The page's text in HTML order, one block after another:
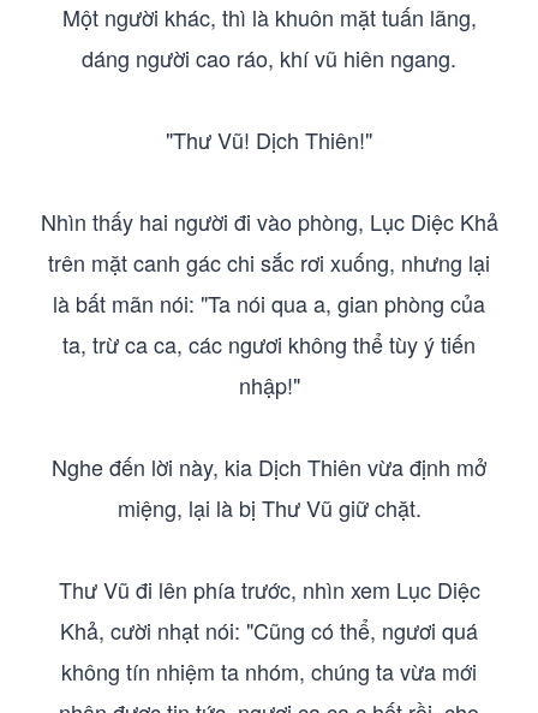
Một người khác, thì là khuôn mặt tuấn lãng,
dáng người cao ráo, khí vũ hiên ngang.
"Thư Vũ! Dịch Thiên!"
Nhìn thấy hai người đi vào phòng, Lục Diệc Khả
trên mặt canh gác chi sắc rơi xuống, nhưng lại
là bất mãn nói: "Ta nói qua a, gian phòng của
ta, trừ ca ca, các ngươi không thể tùy ý tiến
nhập!"
Nghe đến lời này, kia Dịch Thiên vừa định mở
miệng, lại là bị Thư Vũ giữ chặt.
Thư Vũ đi lên phía trước, nhìn xem Lục Diệc
Khả, cười nhạt nói: "Cũng có thể, ngươi quá
không tín nhiệm ta nhóm, chúng ta vừa mới